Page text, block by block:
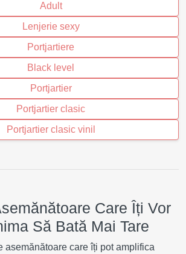
Adult
Lenjerie sexy
Portjartiere
Black level
Portjartier
Portjartier clasic
Portjartier clasic vinil
Care Îți Vor
Să Bată Mai Tare
asemănătoare care îți pot amplifica